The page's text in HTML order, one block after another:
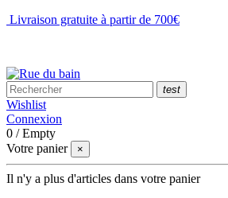
Livraison gratuite à partir de 700€
test
Wishlist
Connexion
0 /Empty
Votre panier
×
Il n'y a plus d'articles dans votre panier